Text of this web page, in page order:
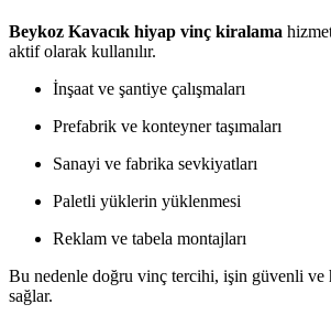
Beykoz Kavacık hiyap vinç kiralama
aktif olarak kullanılır.
İnşaat ve şantiye çalışmaları
Prefabrik ve konteyner taşımaları
Sanayi ve fabrika sevkiyatları
Paletli yüklerin yüklenmesi
Reklam ve tabela montajları
Bu nedenle doğru vinç tercihi, işin güvenli ve
sağlar.